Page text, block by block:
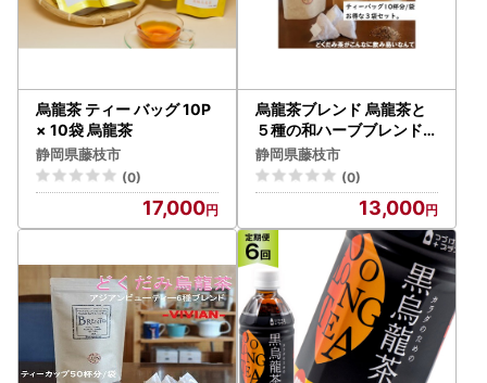
烏龍茶 ティー バッグ 10P
× 10袋 烏龍茶
静岡県藤枝市
(0)
17,000
烏龍茶ブレンド 烏龍茶と
５種の和ハーブブレンド「
VIVIAN」10p 3袋
静岡県藤枝市
(0)
13,000